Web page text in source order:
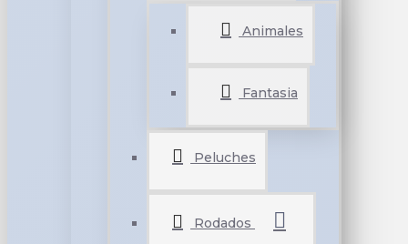
Animales
Fantasia
Peluches
Rodados